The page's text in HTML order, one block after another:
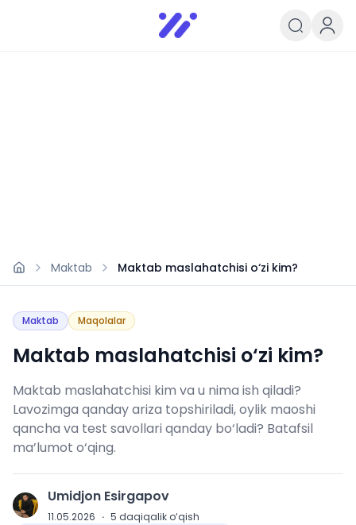
Infoedu
Ta&#039;lim xabarlari va
Maktab Maktab maslahatchisi o‘zi kim?
Maktab Maqolalar
Maktab maslahatchisi o‘zi kim?
Maktab maslahatchisi kim va u nima ish qiladi?
Lavozimga qanday ariza topshiriladi, oylik maoshi
qancha va test savollari qanday bo‘ladi? Batafsil
ma’lumot o‘qing.
U Umidjon Esirgapov
11.05.2026 · 5 daqiqalik o‘qish